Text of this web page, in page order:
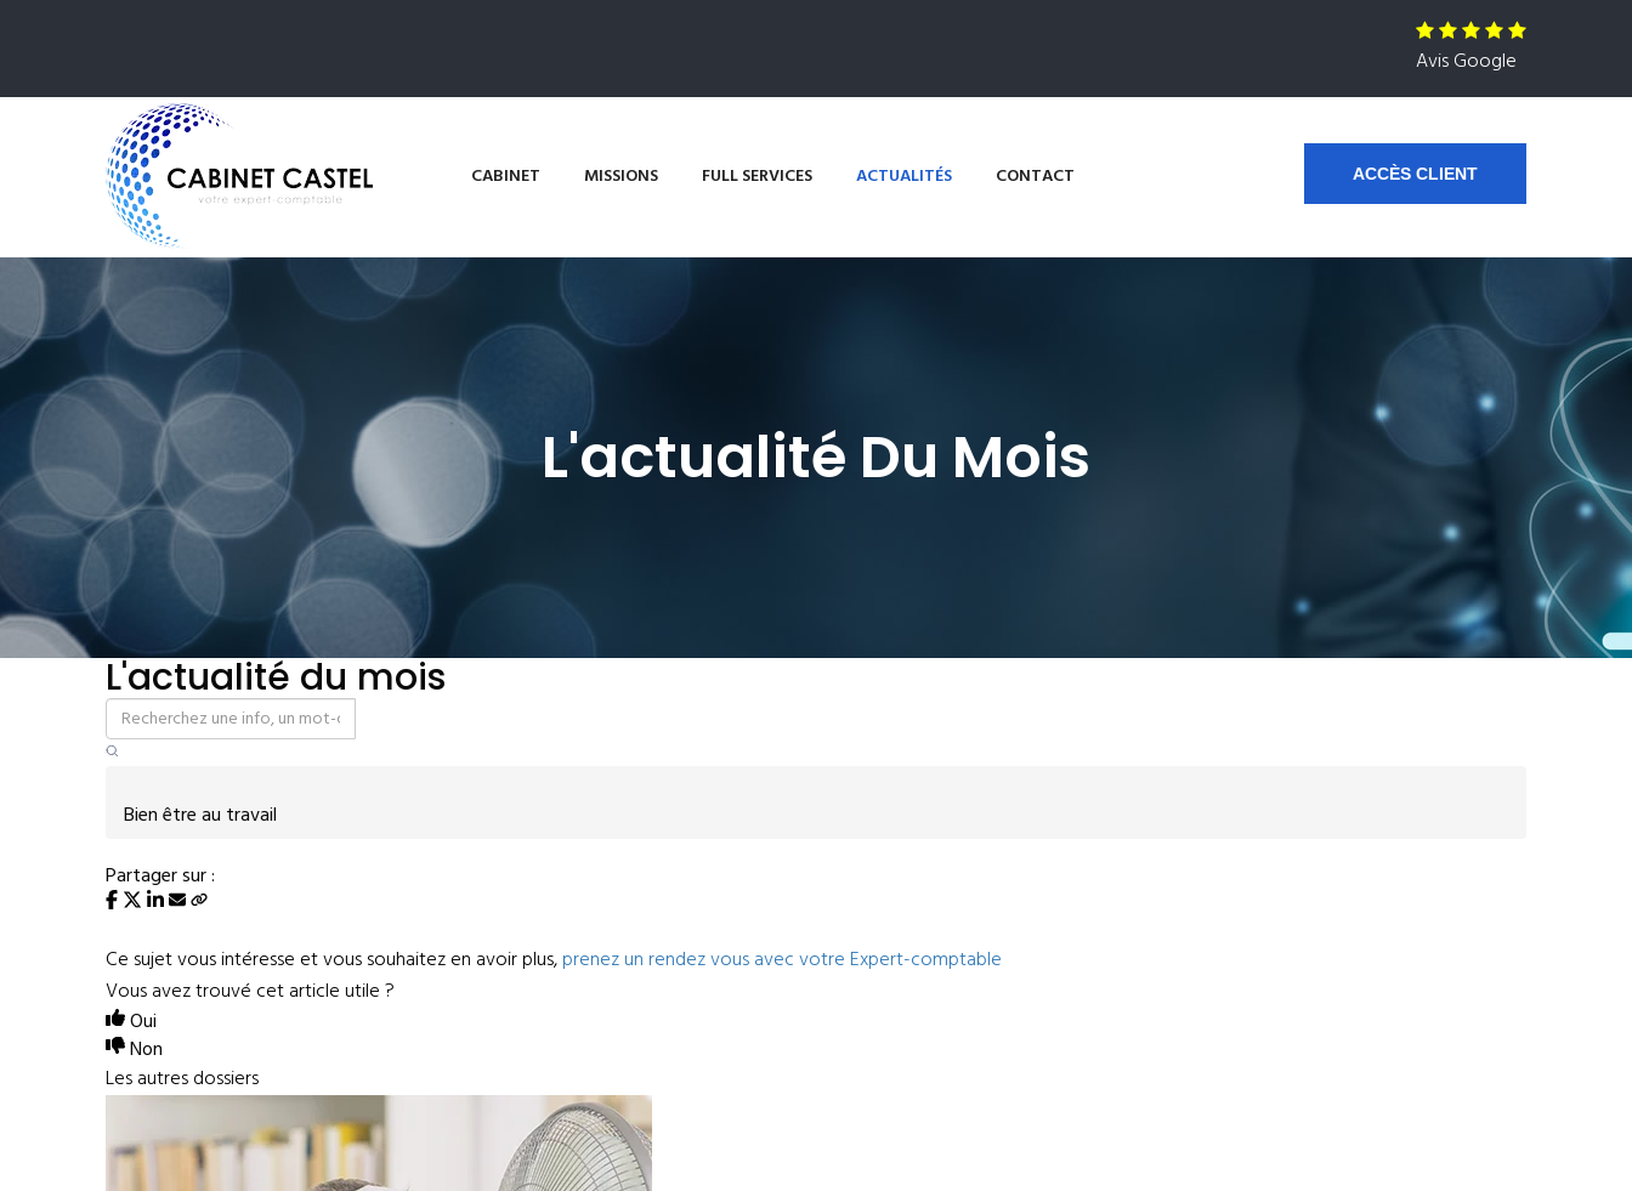
Avis Google
CABINET MISSIONS FULL SERVICES ACTUALITÉS CONTACT ACCÈS CLIENT
L'actualité Du Mois
L'actualité du mois
Bien être au travail
Partager sur :
Ce sujet vous intéresse et vous souhaitez en avoir plus,prenez un rendez vous avec votre Expert-comptable
Vous avez trouvé cet article utile ?
Oui
Non
Les autres dossiers